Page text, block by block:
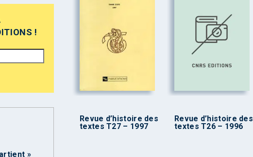
Revue d’histoire des
textes T27 – 1997
Revue d’histoire des
textes T26 – 1996
!
»